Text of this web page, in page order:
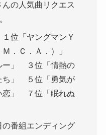
の人気曲リクエス
位「ヤングマンＹ
．Ｃ．Ａ．）」
ー」 ３位「情熱の
ち」 ５位「勇気が
恋」 ７位「眠れぬ
の番組エンディング